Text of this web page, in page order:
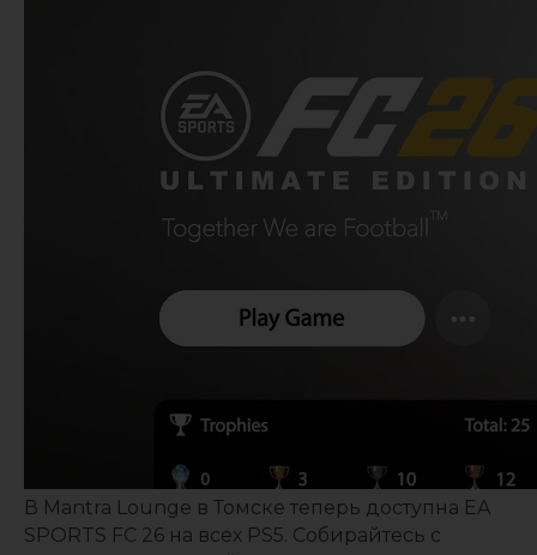
В Mantra Lounge в Томске теперь доступна EA
SPORTS FC 26 на всех PS5. Собирайтесь с